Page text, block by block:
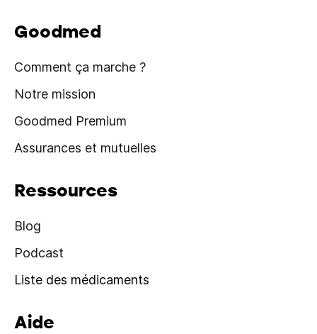
Goodmed
Comment ça marche ?
Notre mission
Goodmed Premium
Assurances et mutuelles
Ressources
Blog
Podcast
Liste des médicaments
Aide